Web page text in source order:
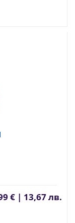
€ | 13,67 лв.